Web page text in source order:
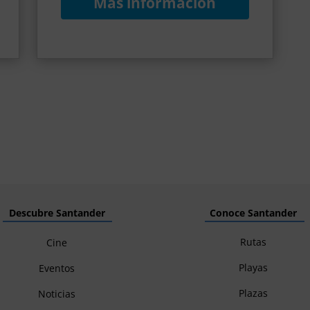
Descubre Santander
Cine
Eventos
Noticias
Conoce Santander
Rutas
Playas
Plazas